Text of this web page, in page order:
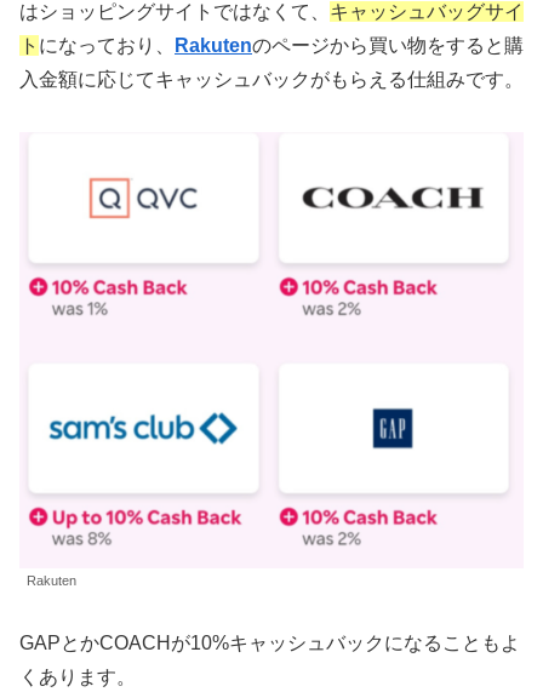
はショッピングサイトではなくて、 キャッシュバッグサイ
ト になっており、 Rakutenのページから買い物をすると購
入金額に応じてキャッシュバックがもらえる仕組みです。
Rakuten
GAPとかCOACHが10%キャッシュバックになることもよ
くあります。